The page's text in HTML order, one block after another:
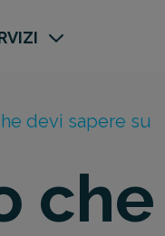
devi sapere su
che